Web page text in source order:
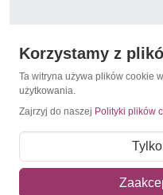
Gwinea Bissau 2010
14,00 zł
Korzystamy z
Ta witryna używa plików cookie
użytkowania.
Zajrzyj do naszej Polityki plików